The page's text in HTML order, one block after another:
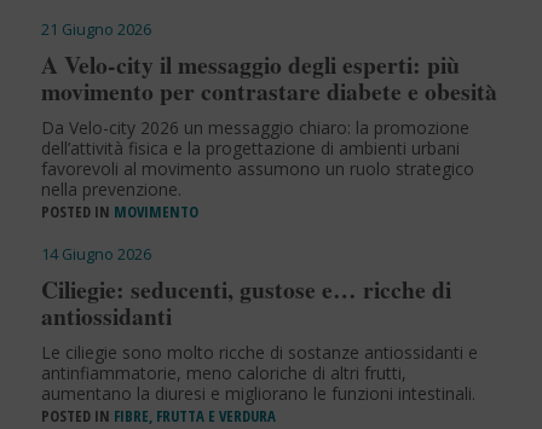
21 Giugno 2026
A Velo-city il messaggio degli esperti: più
movimento per contrastare diabete e obesità
Da Velo-city 2026 un messaggio chiaro: la promozione
dell’attività fisica e la progettazione di ambienti urbani
favorevoli al movimento assumono un ruolo strategico
nella prevenzione.
POSTED IN MOVIMENTO
14 Giugno 2026
Ciliegie: seducenti, gustose e… ricche di
antiossidanti
Le ciliegie sono molto ricche di sostanze antiossidanti e
antinfiammatorie, meno caloriche di altri frutti,
aumentano la diuresi e migliorano le funzioni intestinali.
POSTED IN FIBRE, FRUTTA E VERDURA